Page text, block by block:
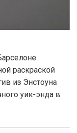
раскраской
из Энстоуна
уик-энда в